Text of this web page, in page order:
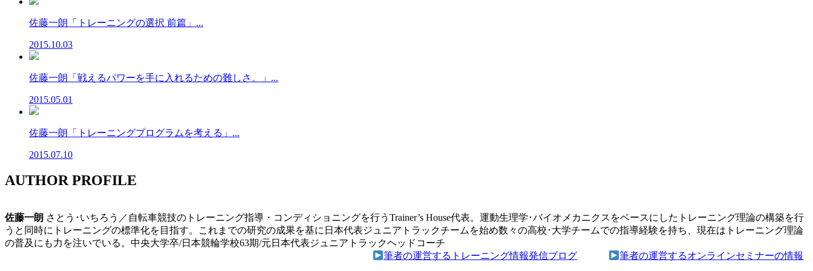
佐藤一朗「トレーニングの選択 前篇」...
2015.10.03
佐藤一朗「戦えるパワーを手に入れるための難しさ。」...
2015.05.01
佐藤一朗「トレーニングプログラムを考える」...
2015.07.10
AUTHOR PROFILE
佐藤一朗 さとう･いちろう／自転車競技のトレーニング指導・コンディショニングを行うTrainer’s House代表。運動生理学･バイオメカニクスをベースにしたトレーニング理論の構築を行
うと同時にトレーニングの標準化を目指す。これまでの研究の成果を基に日本代表ジュニアトラックチームを始め数々の高校･大学チームでの指導経験を持ち、現在はトレーニング理論
の普及にも力を注いでいる。中央大学卒/日本競輪学校63期/元日本代表ジュニアトラックヘッドコーチ
筆者の運営するトレーニング情報発信ブログ
筆者の運営するオンラインセミナーの情報